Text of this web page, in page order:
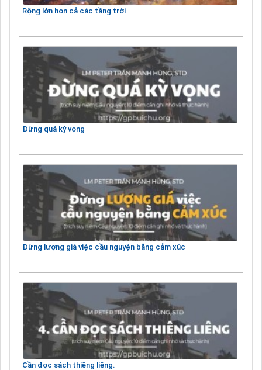
Rộng lớn hơn cả các tầng trời
Đừng quá kỳ vọng
Đừng lượng giá việc cầu nguyện bằng cảm xúc
Cần đọc sách thiêng liêng.